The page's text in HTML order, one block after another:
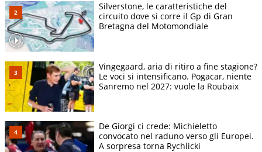
Silverstone, le caratteristiche del
circuito dove si corre il Gp di Gran
Bretagna del Motomondiale
Vingegaard, aria di ritiro a fine stagione?
Le voci si intensificano. Pogacar, niente
Sanremo nel 2027: vuole la Roubaix
De Giorgi ci crede: Michieletto
convocato nel raduno verso gli Europei.
A sorpresa torna Rychlicki